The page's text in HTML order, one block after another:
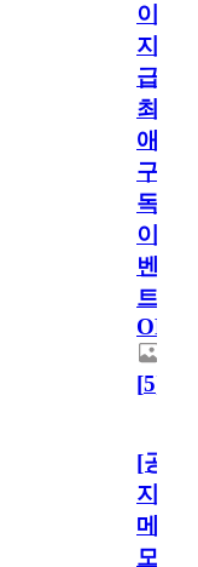
이
지
급!
최
애
구
독
이
벤
트
OPEN!
[5]
[공
지]
메
모